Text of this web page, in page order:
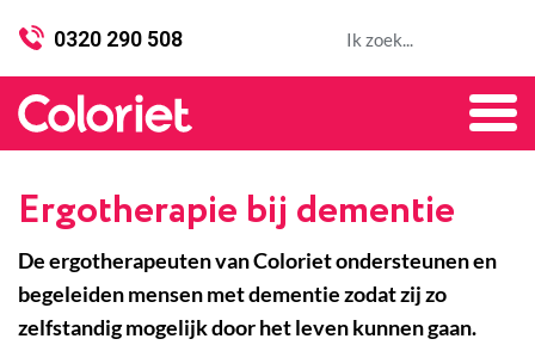
0320 290 508
Ergotherapie bij dementie
De ergotherapeuten van Coloriet ondersteunen en
begeleiden mensen met dementie zodat zij zo
zelfstandig mogelijk door het leven kunnen gaan.